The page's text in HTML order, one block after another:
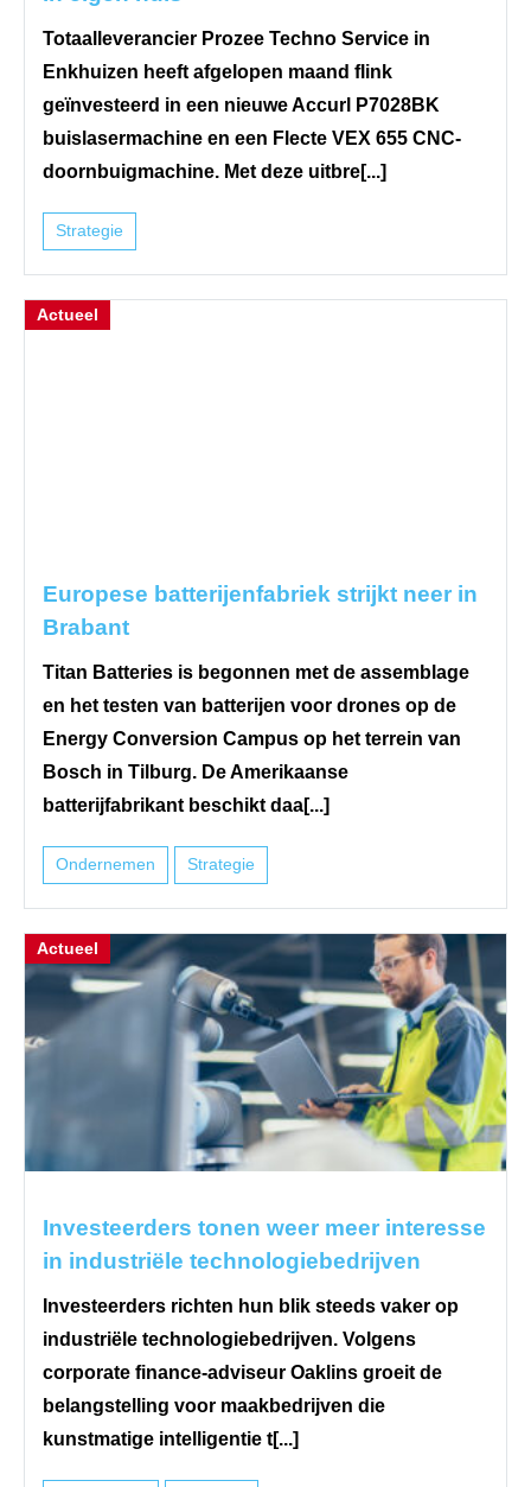
Totaalleverancier Prozee Techno Service in
Enkhuizen heeft afgelopen maand flink
geïnvesteerd in een nieuwe Accurl P7028BK
buislasermachine en een Flecte VEX 655 CNC-
doornbuigmachine. Met deze uitbre[...]
Strategie
Actueel
Europese batterijenfabriek strijkt neer in
Brabant
Titan Batteries is begonnen met de assemblage
en het testen van batterijen voor drones op de
Energy Conversion Campus op het terrein van
Bosch in Tilburg. De Amerikaanse
batterijfabrikant beschikt daa[...]
Ondernemen Strategie
Actueel
Investeerders tonen weer meer interesse
in industriële technologiebedrijven
Investeerders richten hun blik steeds vaker op
industriële technologiebedrijven. Volgens
corporate finance-adviseur Oaklins groeit de
belangstelling voor maakbedrijven die
kunstmatige intelligentie t[...]